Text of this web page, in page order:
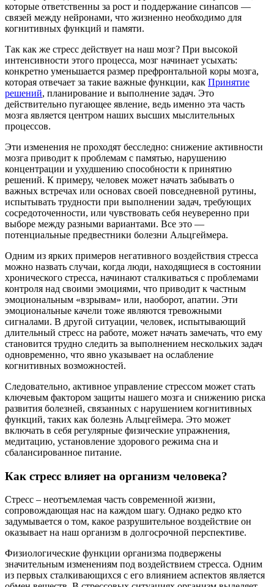
которые ответственны за рост и поддержание синапсов —
связей между нейронами, что жизненно необходимо для
когнитивных функций и памяти.
Так как же стресс действует на наш мозг? При высокой
интенсивности этого процесса, мозг начинает усыхать:
конкретно уменьшается размер префронтальной коры мозга,
которая отвечает за такие важные функции, как Принятие
решений, планирование и выполнение задач. Это
действительно пугающее явление, ведь именно эта часть
мозга является центром наших высших мыслительных
процессов.
Эти изменения не проходят бесследно: снижение активности
мозга приводит к проблемам с памятью, нарушению
концентрации и ухудшению способности к принятию
решений. К примеру, человек может начать забывать о
важных встречах или основах своей повседневной рутины,
испытывать трудности при выполнении задач, требующих
сосредоточенности, или чувствовать себя неуверенно при
выборе между разными вариантами. Все это —
потенциальные предвестники болезни Альцгеймера.
Одним из ярких примеров негативного воздействия стресса
можно назвать случаи, когда люди, находящиеся в состоянии
хронического стресса, начинают сталкиваться с проблемами
контроля над своими эмоциями, что приводит к частным
эмоциональным «взрывам» или, наоборот, апатии. Эти
эмоциональные качели тоже являются тревожными
сигналами. В другой ситуации, человек, испытывающий
длительный стресс на работе, может начать замечать, что ему
становится трудно следить за выполнением нескольких задач
одновременно, что явно указывает на ослабление
когнитивных возможностей.
Следовательно, активное управление стрессом может стать
ключевым фактором защиты нашего мозга и снижению риска
развития болезней, связанных с нарушением когнитивных
функций, таких как болезнь Альцгеймера. Это может
включать в себя регулярные физические упражнения,
медитацию, установление здорового режима сна и
сбалансированное питание.
Как стресс влияет на организм человека?
Стресс – неотъемлемая часть современной жизни,
сопровождающая нас на каждом шагу. Однако редко кто
задумывается о том, какое разрушительное воздействие он
оказывает на наш организм в долгосрочной перспективе.
Физиологические функции организма подвержены
значительным изменениям под воздействием стресса. Одним
из первых сталкивающихся с его влиянием аспектов является